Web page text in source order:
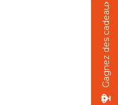
Gagnez des cadeaux